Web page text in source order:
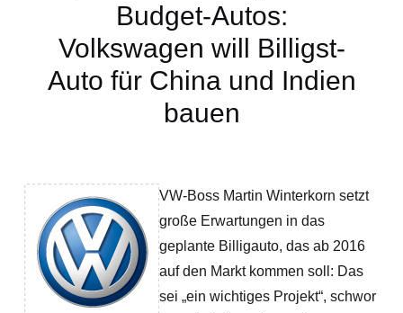
Budget-Autos:
Volkswagen will Billigst-
Auto für China und Indien
bauen
VW-Boss Martin Winterkorn setzt
große Erwartungen in das
geplante Billigauto, das ab 2016
auf den Markt kommen soll: Das
sei „ein wichtiges Projekt“, schwor